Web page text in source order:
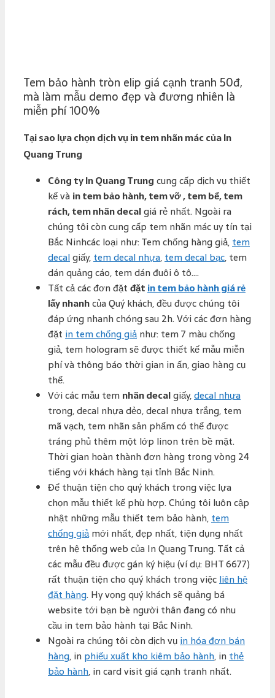
Tem bảo hành tròn elip giá cạnh tranh 50đ,
mà làm mẫu demo đẹp và đương nhiên là
miễn phí 100%
Tại sao lựa chọn dịch vụ in tem nhãn mác của In
Quang Trung
Công ty In Quang Trung cung cấp dịch vụ thiết
kế và in tem bảo hành, tem vỡ , tem bể, tem
rách, tem nhãn decalgiá rẻ nhất. Ngoài ra
chúng tôi còn cung cấp tem nhãn mác uy tín tại
Bắc Ninhcác loại như: Tem chống hàng giả,tem
decalgiấy,tem decal nhựa,tem decal bạc, tem
dán quảng cáo, tem dán đuôi ô tô….
Tất cả các đơn đặt đặtin tem bảo hành giá rẻ
lấy nhanhcủa Quý khách, đều được chúng tôi
đáp ứng nhanh chóng sau 2h. Với các đơn hàng
đặt in tem chống giảnhư: tem 7 màu chống
giả, tem hologram sẽ được thiết kế mẫu miễn
phí và thông báo thời gian in ấn, giao hàng cụ
thể.
Với các mẫu tem nhãn decalgiấy,decal nhựa
trong, decal nhựa dẻo, decal nhựa trắng, tem
mã vạch, tem nhãn sản phẩm có thể được
tráng phủ thêm một lớp linon trên bề mặt.
Thời gian hoàn thành đơn hàng trong vòng 24
tiếng với khách hàng tại tỉnh Bắc Ninh.
Để thuận tiện cho quý khách trong việc lựa
chọn mẫu thiết kế phù hợp. Chúng tôi luôn cập
nhật những mẫu thiết tem bảo hành,tem
chống giảmới nhất, đẹp nhất, tiện dụng nhất
trên hệ thống web của In Quang Trung. Tất cả
các mẫu đều được gán ký hiệu (ví dụ: BHT 6677)
rất thuận tiện cho quý khách trong việcliên hệ
đặt hàng. Hy vọng quý khách sẽ quảng bá
website tới bạn bè người thân đang có nhu
cầu in tem bảo hành tại Bắc Ninh.
Ngoài ra chúng tôi còn dịch vụin hóa đơn bán
hàng, in phiếu xuất kho kiêm bảo hành, inthẻ
bảo hành, in card visit giá cạnh tranh nhất.